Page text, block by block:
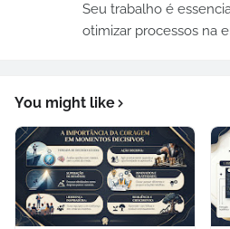
Seu trabalho é
otimizar processos na
You might like